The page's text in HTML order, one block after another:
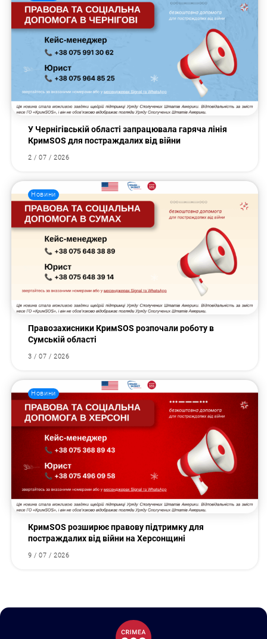
У Чернігівській області запрацювала гаряча лінія
КримSOS для постраждалих від війни
2 / 07 / 2026
Новини
Правозахисники КримSOS розпочали роботу в
Сумській області
3 / 07 / 2026
Новини
КримSOS розширює правову підтримку для
постраждалих від війни на Херсонщині
9 / 07 / 2026